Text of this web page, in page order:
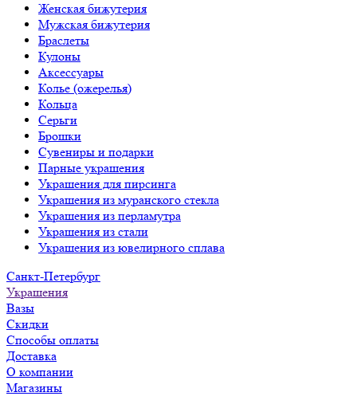
Женская бижутерия
Мужская бижутерия
Браслеты
Кулоны
Аксессуары
Колье (ожерелья)
Кольца
Серьги
Брошки
Сувениры и подарки
Парные украшения
Украшения для пирсинга
Украшения из муранского стекла
Украшения из перламутра
Украшения из стали
Украшения из ювелирного сплава
Санкт-Петербург
Украшения
Вазы
Скидки
Способы оплаты
Доставка
О компании
Магазины